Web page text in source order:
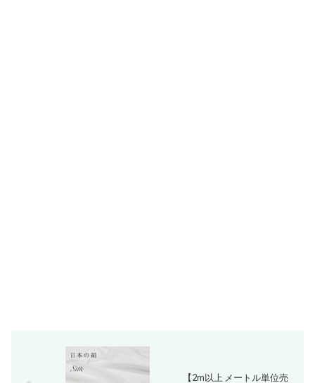
【2m以上 メートル単位売